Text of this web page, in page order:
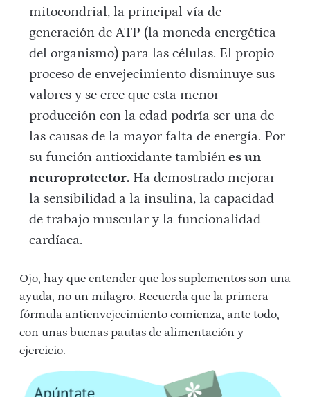
mitocondrial, la principal vía de
generación de ATP (la moneda energética
del organismo) para las células. El propio
proceso de envejecimiento disminuye sus
valores y se cree que esta menor
producción con la edad podría ser una de
las causas de la mayor falta de energía. Por
su función antioxidante tambiénes un
neuroprotector. Ha demostrado mejorar
la sensibilidad a la insulina, la capacidad
de trabajo muscular y la funcionalidad
cardíaca.
Ojo, hay que entender que los suplementos son una
ayuda, no un milagro. Recuerda que la primera
fórmula antienvejecimiento comienza, ante todo,
con unas buenas pautas de alimentación y
ejercicio.